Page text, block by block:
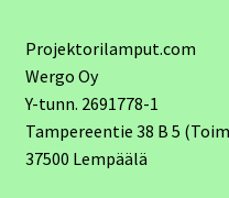
Projektorilamput.com
Wergo Oy
Y-tunn. 2691778-1
Tampereentie 38 B 5
37500 Lempäälä